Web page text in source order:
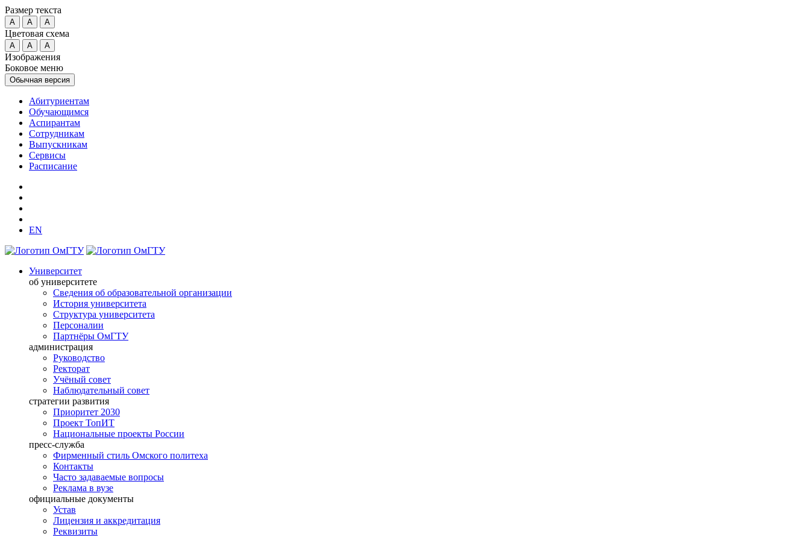
Размер текста
A A A
Цветовая схема
A A A
Изображения
Боковое меню
Обычная версия
Абитуриентам
Обучающимся
Аспирантам
Сотрудникам
Выпускникам
Сервисы
Расписание
EN
Университет
об университете
Сведения об образовательной организации
История университета
Структура университета
Персоналии
Партнёры ОмГТУ
администрация
Руководство
Ректорат
Учёный совет
Наблюдательный совет
стратегии развития
Приоритет 2030
Проект ТопИТ
Национальные проекты России
пресс-служба
Фирменный стиль Омского политеха
Контакты
Часто задаваемые вопросы
Реклама в вузе
официальные документы
Устав
Лицензия и аккредитация
Реквизиты